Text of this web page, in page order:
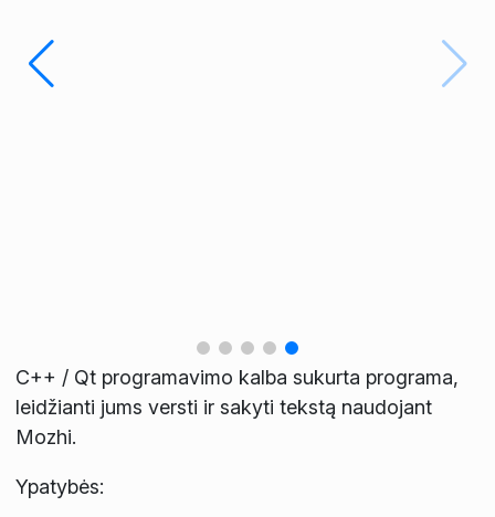
C++ / Qt programavimo kalba sukurta programa,
leidžianti jums versti ir sakyti tekstą naudojant
Mozhi.
Ypatybės: